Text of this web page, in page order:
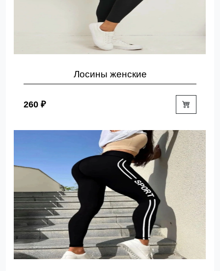
Лосины женские
260 ₽